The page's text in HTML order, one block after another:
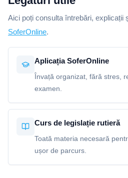
Aici poți consulta întrebări, explicații
SoferOnline.
Aplicația SoferOnline
Învață organizat, fără stres,
examen.
Curs de legislație rutieră
Toată materia necesară
ușor de parcurs.